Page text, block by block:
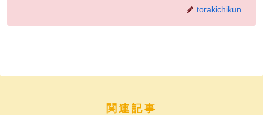
torakichikun
関連記事